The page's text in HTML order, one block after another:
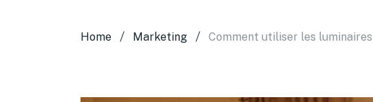
Home Marketing Comment utiliser les